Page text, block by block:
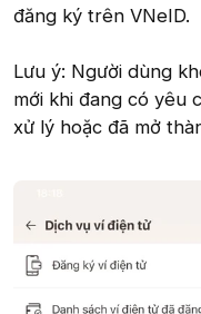
đăng ký trên VNeID.
Lưu ý: Người dùng
mới khi đang có yêu
xử lý hoặc đã mở